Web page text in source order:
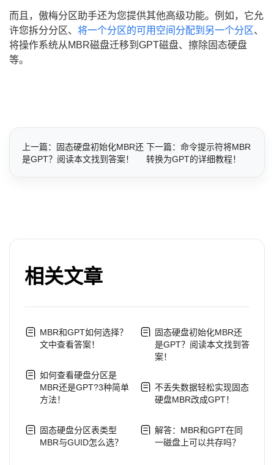
而且，傲梅分区助手还为您提供其他高级功能。例如，它允
许您拆分分区、 将一个分区的可用空间分配到另一个分区、
将操作系统从MBR磁盘迁移到GPT磁盘、擦除固态硬盘
等。
上一篇：固态硬盘初始化MBR还
是GPT？阅读本文找到答案！
下一篇：命令提示符将MBR
转换为GPT的详细教程！
相关文章
MBR和GPT如何选择？
文中查看答案！
如何查看硬盘分区是
MBR还是GPT?3种简单
方法！
固态硬盘分区表类型
MBR与GUID怎么选？
固态硬盘初始化MBR还
是GPT？阅读本文找到答
案！
不丢失数据轻松实现固态
硬盘MBR改成GPT！
解答：MBR和GPT在同
一磁盘上可以共存吗？